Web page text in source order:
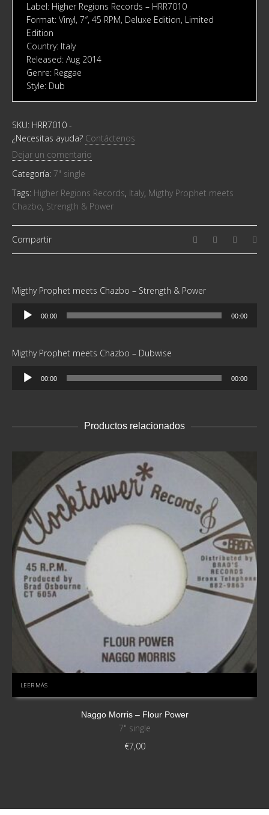
Label: Higher Regions Records ‎– HRR7010
Format: Vinyl, 7″, 45 RPM, Deluxe Edition, Limited
Edition
Country: Italy
Released: Aug 2014
Genre: Reggae
Style: Dub
SKU: HRR7010 -
¿Necesitas ayuda? Contáctenos
Dejar un comentario
Categoría: 7" single
Tags: Higher Regions Records, Italy, Migthy Prophet meets
Chazbo, Strength & Power
Compartir
Migthy Prophet meets Chazbo – Strength & Power
Reproductor
00:00 00:00
Migthy Prophet meets Chazbo – Dubwise
Reproductor
00:00 00:00
Productos relacionados
LEER MÁS
Naggo Morris – Flour Power
7" single
€7,00